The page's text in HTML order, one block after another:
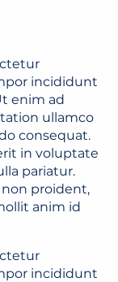
incididunt
enim ad
ullamco
consequat.
in voluptate
pariatur.
proident,
anim id
incididunt